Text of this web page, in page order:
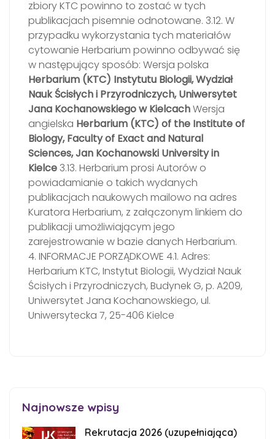
zbiory KTC powinno to zostać w tych
publikacjach pisemnie odnotowane. 3.12. W
przypadku wykorzystania tych materiałów
cytowanie Herbarium powinno odbywać się
w następujący sposób: Wersja polska
Herbarium (KTC) Instytutu Biologii, Wydział
Nauk Ścisłych i Przyrodniczych, Uniwersytet
Jana Kochanowskiego w KielcachWersja
angielska Herbarium (KTC) of the Institute of
Biology, Faculty of Exact and Natural
Sciences, Jan Kochanowski University in
Kielce3.13. Herbarium prosi Autorów o
powiadamianie o takich wydanych
publikacjach naukowych mailowo na adres
Kuratora Herbarium, z załączonym linkiem do
publikacji umożliwiającym jego
zarejestrowanie w bazie danych Herbarium.
4. INFORMACJE PORZĄDKOWE 4.1. Adres:
Herbarium KTC, Instytut Biologii, Wydział Nauk
Ścisłych i Przyrodniczych, Budynek G, p. A209,
Uniwersytet Jana Kochanowskiego, ul.
Uniwersytecka 7, 25-406 Kielce
Najnowsze wpisy
Rekrutacja 2026 (uzupełniająca)